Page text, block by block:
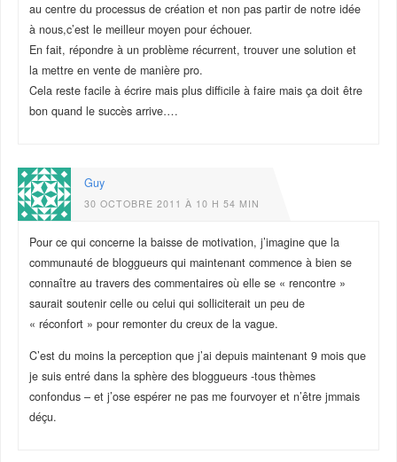
au centre du processus de création et non pas partir de notre idée
à nous,c’est le meilleur moyen pour échouer.
En fait, répondre à un problème récurrent, trouver une solution et
la mettre en vente de manière pro.
Cela reste facile à écrire mais plus difficile à faire mais ça doit être
bon quand le succès arrive….
Guy
30 OCTOBRE 2011 À 10 H 54 MIN
Pour ce qui concerne la baisse de motivation, j’imagine que la
communauté de bloggueurs qui maintenant commence à bien se
connaître au travers des commentaires où elle se « rencontre »
saurait soutenir celle ou celui qui solliciterait un peu de
« réconfort » pour remonter du creux de la vague.
C’est du moins la perception que j’ai depuis maintenant 9 mois que
je suis entré dans la sphère des bloggueurs -tous thèmes
confondus – et j’ose espérer ne pas me fourvoyer et n’être jmmais
déçu.